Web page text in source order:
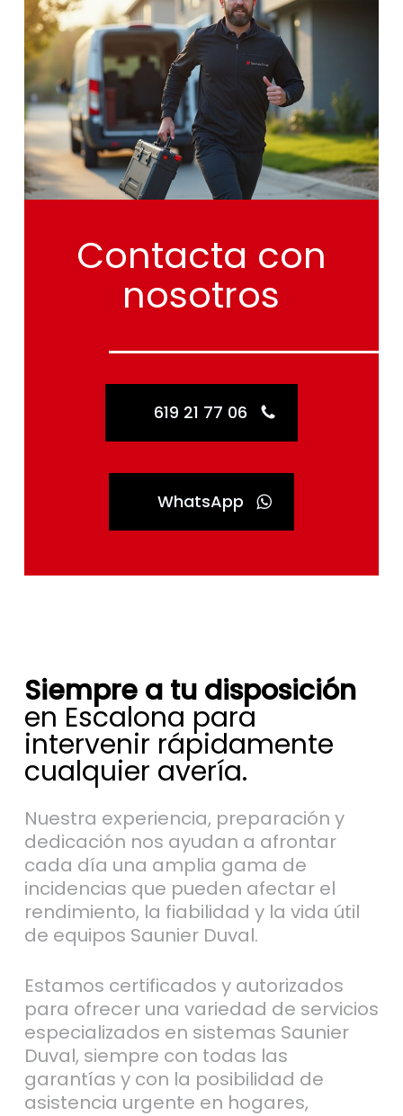
Contacta con
nosotros
619 21 77 06
WhatsApp
Siempre a tu disposición
en Escalona para
intervenir rápidamente
cualquier avería.
Nuestra experiencia, preparación y
dedicación nos ayudan a afrontar
cada día una amplia gama de
incidencias que pueden afectar el
rendimiento, la fiabilidad y la vida útil
de equipos Saunier Duval.
Estamos certificados y autorizados
para ofrecer una variedad de servicios
especializados en sistemas Saunier
Duval, siempre con todas las
garantías y con la posibilidad de
asistencia urgente en hogares,